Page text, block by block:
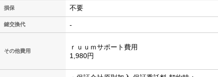
損保 不要
鍵交換代 -
その他費用
ｒｕｕｍサポート費用
1,980円